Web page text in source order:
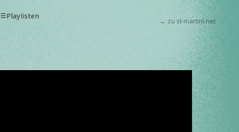
Playlisten
← zu st-martini.net